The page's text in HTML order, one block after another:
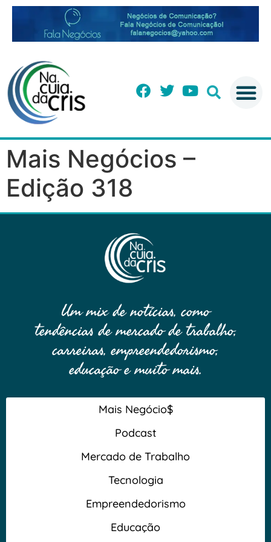
Mais Negócios –
Edição 318
Um mix de notícias, como
tendências de mercado de trabalho,
carreiras, empreendedorismo,
educação e muito mais.
Mais Negócio$
Podcast
Mercado de Trabalho
Tecnologia
Empreendedorismo
Educação